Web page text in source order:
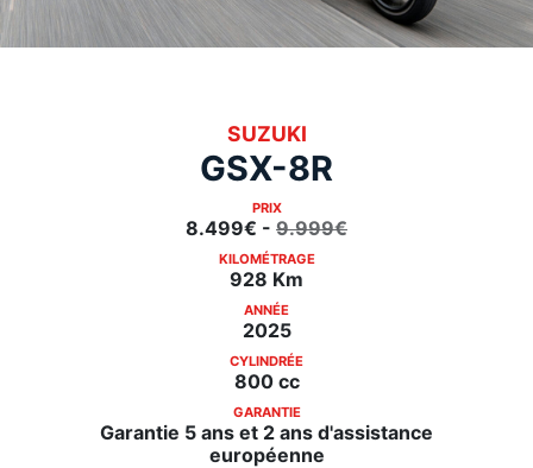
SUZUKI
GSX-8R
PRIX
8.499€ - 9.999€
KILOMÉTRAGE
928 Km
ANNÉE
2025
CYLINDRÉE
800 cc
GARANTIE
Garantie 5 ans et 2 ans d'assistance
européenne